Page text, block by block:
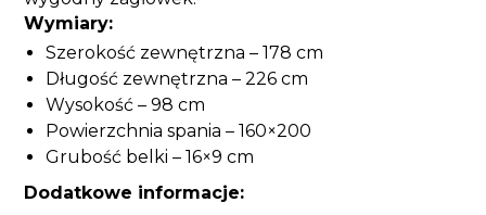
Wymiary:
Szerokość zewnętrzna – 178 cm
Długość zewnętrzna – 226 cm
Wysokość – 98 cm
Powierzchnia spania – 160×200
Grubość belki – 16×9 cm
Dodatkowe informacje: